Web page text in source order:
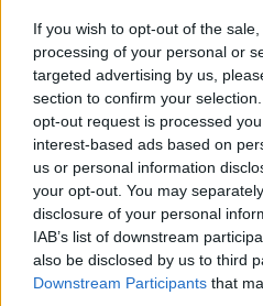
If you wish to opt-out of the
processing of your personal or
targeted advertising by us,
section to confirm your
opt-out request is processed
interest-based ads based on
us or personal information
your opt-out. You may
disclosure of your personal
IAB’s list of downstream
also be disclosed by us to third
Downstream Participants that
Kräuterdressing für
Leicht
Schichtsalat
Leicht
Kefir-Kräuterdressing